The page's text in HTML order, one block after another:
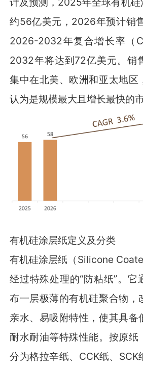
约56亿美元，2026年预计销
2026-2032年复合增长率（
2032年将达到72亿美元。销
集中在北美、欧洲和亚太地区
认为是规模最大且增长最快的市
有机硅涂层纸定义及分类
有机硅涂层纸（Silicone
经过特殊处理的“防粘纸”。它
布一层极薄的有机硅聚合物，
亲水、易吸附特性，使其具备
耐水耐油等特殊性能。按原纸
分为格拉辛纸、CCK纸、SCK